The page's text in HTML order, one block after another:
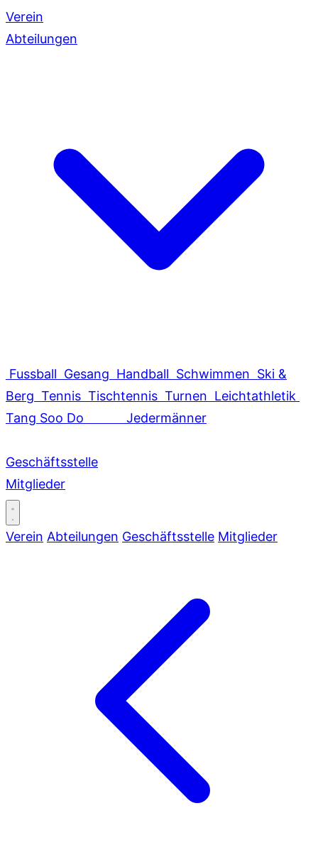
Verein
Abteilungen
Fussball Gesang Handball Schwimmen Ski &
Berg Tennis Tischtennis Turnen Leichtathletik
Tang Soo Do
Jedermänner
Geschäftsstelle
Mitglieder
Verein Abteilungen Geschäftsstelle Mitglieder